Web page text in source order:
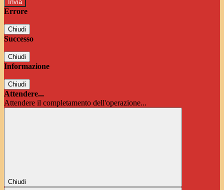
Errore
Chiudi
Successo
Chiudi
Informazione
Chiudi
Attendere...
Attendere il completamento dell'operazione...
Chiudi